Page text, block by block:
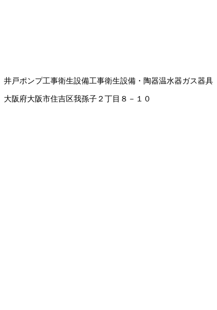
井戸ポンプ工事衛生設備工事衛生設備・陶器温水器ガス器具
大阪府大阪市住吉区我孫子２丁目８－１０